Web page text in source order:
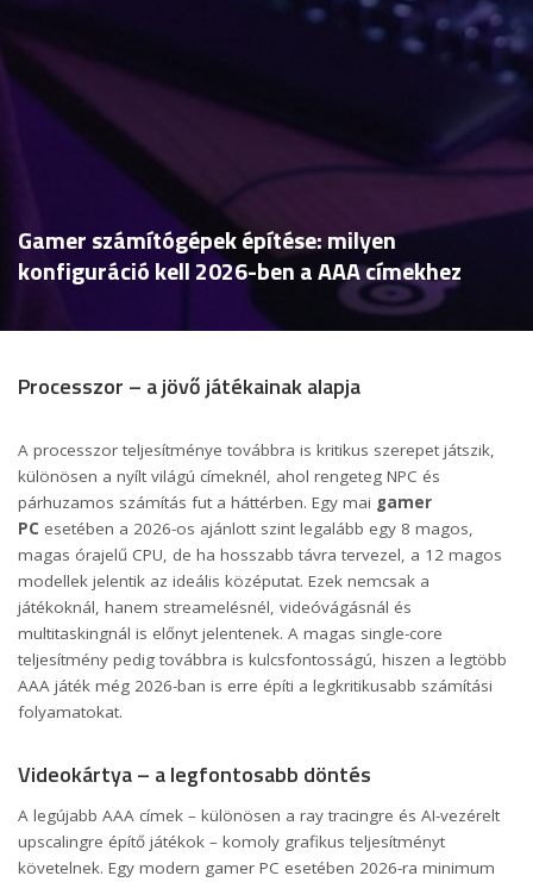
Gamer számítógépek építése: milyen
konfiguráció kell 2026-ben a AAA címekhez
Processzor – a jövő játékainak alapja
A processzor teljesítménye továbbra is kritikus szerepet játszik,
különösen a nyílt világú címeknél, ahol rengeteg NPC és
párhuzamos számítás fut a háttérben. Egy mai gamer
PC esetében a 2026-os ajánlott szint legalább egy 8 magos,
magas órajelű CPU, de ha hosszabb távra tervezel, a 12 magos
modellek jelentik az ideális középutat. Ezek nemcsak a
játékoknál, hanem streamelésnél, videóvágásnál és
multitaskingnál is előnyt jelentenek. A magas single-core
teljesítmény pedig továbbra is kulcsfontosságú, hiszen a legtöbb
AAA játék még 2026-ban is erre építi a legkritikusabb számítási
folyamatokat.
Videokártya – a legfontosabb döntés
A legújabb AAA címek – különösen a ray tracingre és AI-vezérelt
upscalingre építő játékok – komoly grafikus teljesítményt
követelnek. Egy modern gamer PC esetében 2026-ra minimum